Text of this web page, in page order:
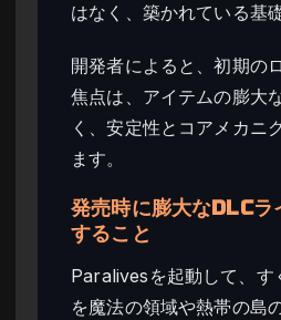
はなく、築かれている基
開発者によると、初期の
焦点は、アイテムの膨大
く、安定性とコアメカニ
ます。
発売時に膨大なDLCラ
すること
Paralivesを起動して、す
を魔法の領域や熱帯の島